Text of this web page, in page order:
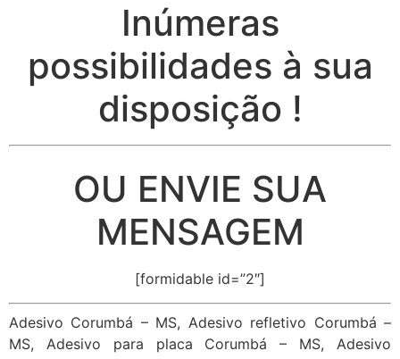
Inúmeras
possibilidades à sua
disposição !
OU ENVIE SUA
MENSAGEM
[formidable id=”2″]
Adesivo Corumbá – MS, Adesivo refletivo Corumbá –
MS, Adesivo para placa Corumbá – MS, Adesivo